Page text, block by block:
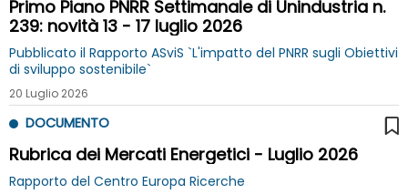
Primo Piano PNRR Settimanale di Unindustria n.
239: novità 13 - 17 luglio 2026
Pubblicato il Rapporto ASviS `L'impatto del PNRR sugli Obiettivi
di sviluppo sostenibile`
20 Luglio 2026
DOCUMENTO
Rubrica dei Mercati Energetici - Luglio 2026
Rapporto del Centro Europa Ricerche